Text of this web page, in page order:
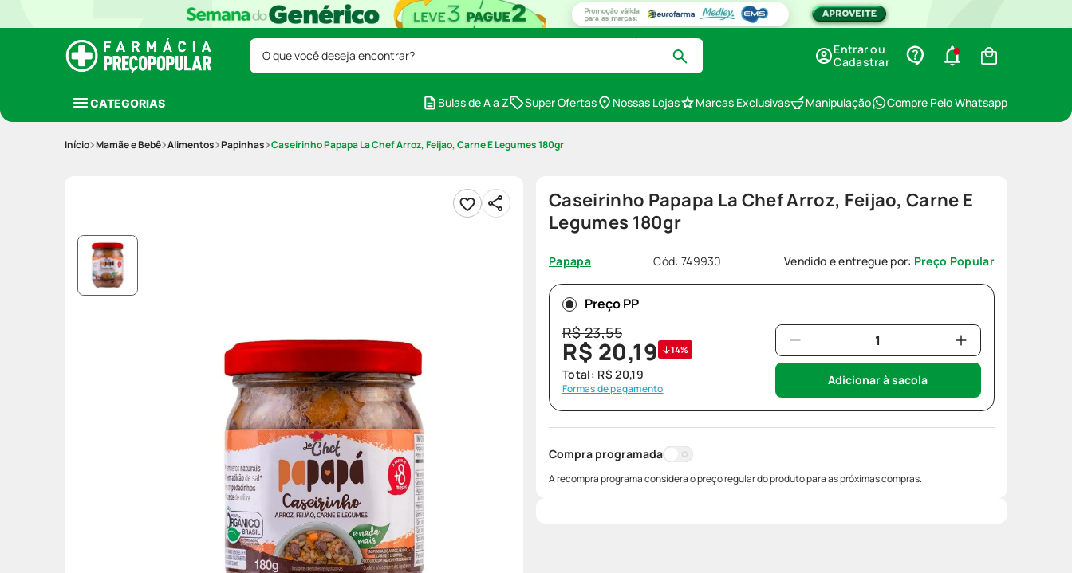
O que você deseja encontrar?
Entrar ou
Cadastrar
CATEGORIAS Bulas de A a Z Super Ofertas Nossas Lojas Marcas Exclusivas Manipulação Compre Pelo Whatsapp
Mamãe e Bebê Alimentos Papinhas Caseirinho Papapa La Chef Arroz, Feijao, Carne E Legumes 180gr
Caseirinho Papapa La Chef Arroz, Feijao, Carne E
Legumes 180gr
Papapa Cód: 749930 Vendido e entregue por: Preço Popular
Preço PP
R$23,55
R$ 20,19 14%
Total: R$ 20,19
Formas de pagamento
Adicionar à sacola
Compra programada
A recompra programa considera o preço regular do produto para as próximas compras.